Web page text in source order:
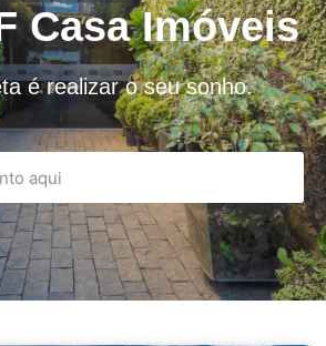
Casa Imóveis
é realizar o seu sonho.